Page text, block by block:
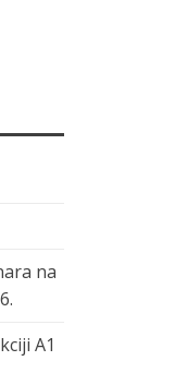
na
A1